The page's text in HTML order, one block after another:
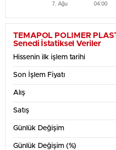
7. Ağu 04:00
TEMAPOL POLIMER
Senedi İstatiksel Veriler
Hissenin ilk işlem tarihi
Son İşlem Fiyatı
Alış
Satış
Günlük Değişim
Günlük Değişim (%)